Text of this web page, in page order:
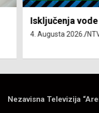
Isključenja vode
4. Augusta 2026. NTV
Nezavisna Televizija